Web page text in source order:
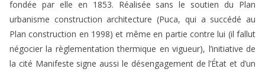
fondée par elle en 1853. Réalisée sans le soutien du Plan
urbanisme construction architecture (Puca, qui a succédé au
Plan construction en 1998) et même en partie contre lui (il fallut
négocier la règlementation thermique en vigueur), l’initiative de
la cité Manifeste signe aussi le désengagement de l’État et d’un